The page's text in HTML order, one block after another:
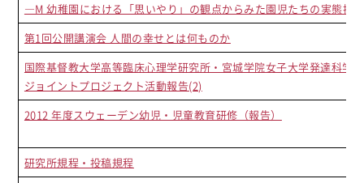
―M 幼稚園における「思いやり」の観点からみた園児たちの実態把
第1回公開講演会 人間の幸せとは何ものか
国際基督教大学高等臨床心理学研究所・宮城学院女子大学発達科学
ジョイントプロジェクト活動報告(2)
2012 年度スウェーデン幼児・児童教育研修（報告）
研究所規程・投稿規程